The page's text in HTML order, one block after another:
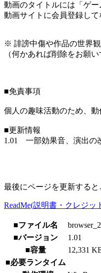
動画のタイトルには「ゲ
動画サイトに会員登録し
※ 誹謗中傷や作品の世界
（何かあれば削除をお願
■免責事項
個人の趣味活動のため、
■更新情報
1.01 一部効果音、演出の
最後にページを更新する
ReadMe(説明書・クレジッ
■ファイル名
■バージョン
1.01
■容量
12,331
■必要ランタイム